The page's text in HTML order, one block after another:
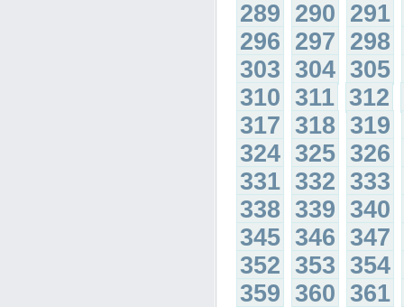
289 290 291
296 297 298
303 304 305
310 311 312
317 318 319
324 325 326
331 332 333
338 339 340
345 346 347
352 353 354
359 360 361